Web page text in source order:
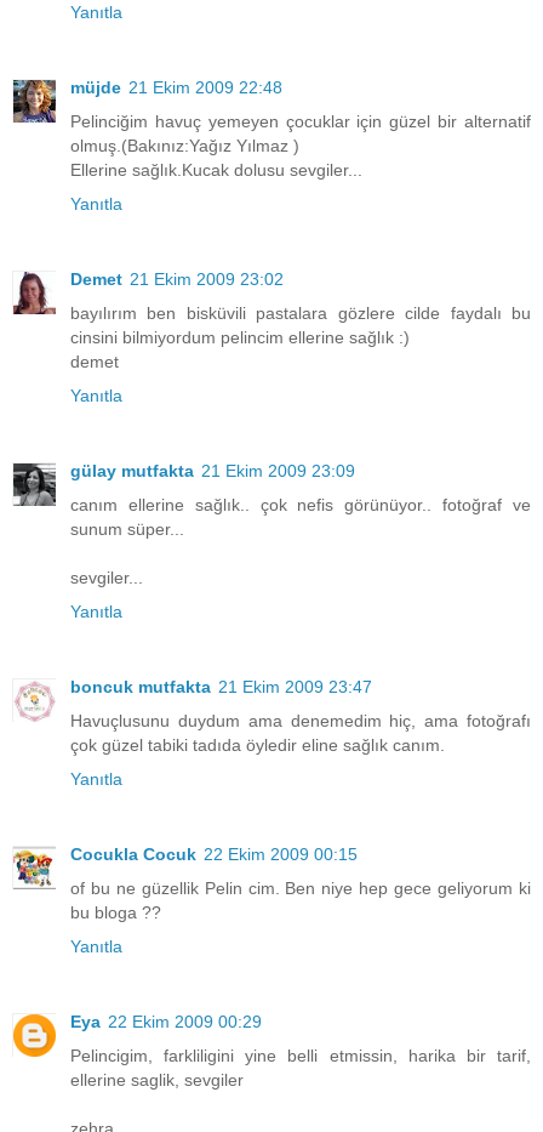
Yanıtla
müjde 21 Ekim 2009 22:48
Pelinciğim havuç yemeyen çocuklar için güzel bir alternatif
olmuş.(Bakınız:Yağız Yılmaz )
Ellerine sağlık.Kucak dolusu sevgiler...
Yanıtla
Demet 21 Ekim 2009 23:02
bayılırım ben bisküvili pastalara gözlere cilde faydalı bu
cinsini bilmiyordum pelincim ellerine sağlık :)
demet
Yanıtla
gülay mutfakta 21 Ekim 2009 23:09
canım ellerine sağlık.. çok nefis görünüyor.. fotoğraf ve
sunum süper...
sevgiler...
Yanıtla
boncuk mutfakta 21 Ekim 2009 23:47
Havuçlusunu duydum ama denemedim hiç, ama fotoğrafı
çok güzel tabiki tadıda öyledir eline sağlık canım.
Yanıtla
Cocukla Cocuk 22 Ekim 2009 00:15
of bu ne güzellik Pelin cim. Ben niye hep gece geliyorum ki
bu bloga ??
Yanıtla
Eya 22 Ekim 2009 00:29
Pelincigim, farkliligini yine belli etmissin, harika bir tarif,
ellerine saglik, sevgiler
zehra